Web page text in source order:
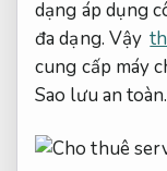
dạng áp dụng
đa dạng. Vậy
cung cấp máy
Sao lưu an toàn.